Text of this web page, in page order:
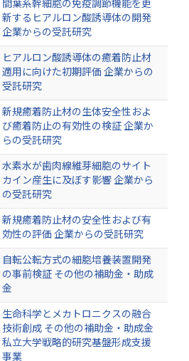
間葉系幹細胞の免疫調節機能を更
新するヒアルロン酸誘導体の開発
企業からの受託研究
ヒアルロン酸誘導体の癒着防止材
適用に向けた初期評価 企業からの
受託研究
新規癒着防止材の生体安全性およ
び癒着防止の有効性の検証 企業か
らの受託研究
水素水が歯肉線維芽細胞のサイト
カイン産生に及ぼす影響 企業から
の受託研究
新規癒着防止材の安全性および有
効性の評価 企業からの受託研究
自転公転方式の細胞培養装置開発
の事前検証 その他の補助金・助成
金
生命科学とメカトロニクスの融合
技術創成 その他の補助金・助成金
私立大学戦略的研究基盤形成支援
事業